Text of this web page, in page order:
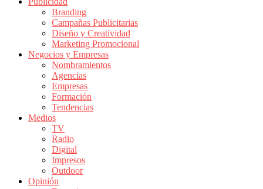
Magazine
Publicidad
Marketing
Noticias
Actualidad
Mercadeo
Colombia
Branding
Campañas Publicitarias
Diseño y Creatividad
Marketing Promocional
Negocios y Empresas
Nombramientos
Agencias
Empresas
Formación
Tendencias
Medios
TV
Radio
Digital
Impresos
Outdoor
Opinión